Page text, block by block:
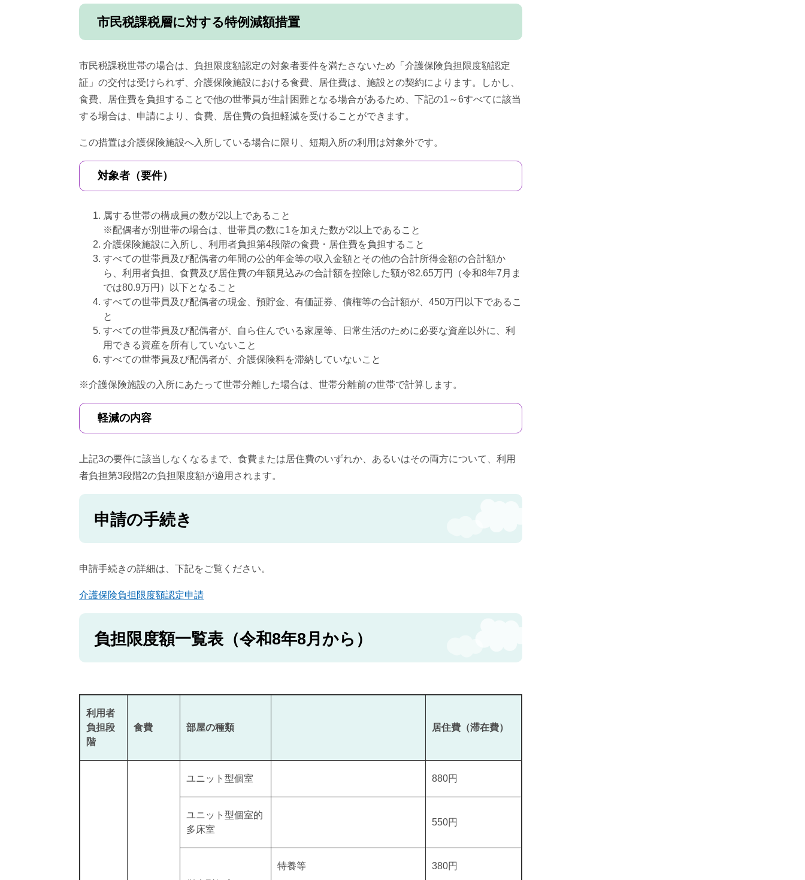
市民税課税層に対する特例減額措置
市民税課税世帯の場合は、負担限度額認定の対象者要件を満たさないため「介護保険負担限度額認定
証」の交付は受けられず、介護保険施設における食費、居住費は、施設との契約によります。しかし、
食費、居住費を負担することで他の世帯員が生計困難となる場合があるため、下記の1～6すべてに該当
する場合は、申請により、食費、居住費の負担軽減を受けることができます。
この措置は介護保険施設へ入所している場合に限り、短期入所の利用は対象外です。
対象者（要件）
属する世帯の構成員の数が2以上であること
※配偶者が別世帯の場合は、世帯員の数に1を加えた数が2以上であること
介護保険施設に入所し、利用者負担第4段階の食費・居住費を負担すること
すべての世帯員及び配偶者の年間の公的年金等の収入金額とその他の合計所得金額の合計額か
ら、利用者負担、食費及び居住費の年額見込みの合計額を控除した額が82.65万円（令和8年7月ま
では80.9万円）以下となること
すべての世帯員及び配偶者の現金、預貯金、有価証券、債権等の合計額が、450万円以下であるこ
と
すべての世帯員及び配偶者が、自ら住んでいる家屋等、日常生活のために必要な資産以外に、利
用できる資産を所有していないこと
すべての世帯員及び配偶者が、介護保険料を滞納していないこと
※介護保険施設の入所にあたって世帯分離した場合は、世帯分離前の世帯で計算します。
軽減の内容
上記3の要件に該当しなくなるまで、食費または居住費のいずれか、あるいはその両方について、利用
者負担第3段階2の負担限度額が適用されます。
申請の手続き
申請手続きの詳細は、下記をご覧ください。
介護保険負担限度額認定申請
負担限度額一覧表（令和8年8月から）
利用者
負担段
階
食費 部屋の種類 居住費（滞在費）
ユニット型個室 880円
ユニット型個室的
多床室
550円
特養等 380円